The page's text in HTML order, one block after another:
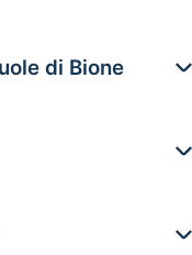
di Bione